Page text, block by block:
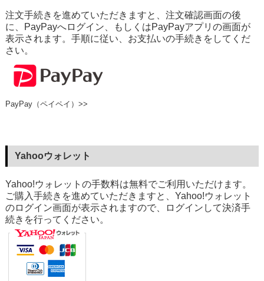
注文手続きを進めていただきますと、注文確認画面の後
に、PayPayへログイン、もしくはPayPayアプリの画面が
表示されます。手順に従い、お支払いの手続きをしてくだ
さい。
PayPay（ペイペイ）>>
Yahooウォレット
Yahoo!ウォレットの手数料は無料でご利用いただけます。
ご購入手続きを進めていただきますと、Yahoo!ウォレット
のログイン画面が表示されますので、ログインして決済手
続きを行ってください。